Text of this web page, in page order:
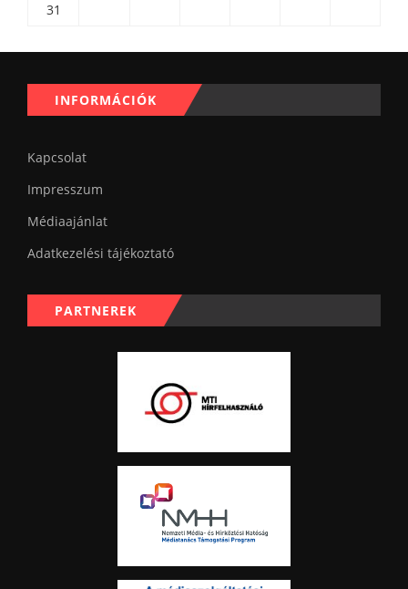
31
INFORMÁCIÓK
Kapcsolat
Impresszum
Médiaajánlat
Adatkezelési tájékoztató
PARTNEREK